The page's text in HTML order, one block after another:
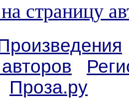
страницу
Проза.ру